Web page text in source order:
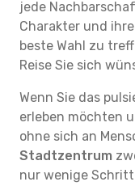
jede
Charakter und
beste Wahl zu
Reise Sie sich
Wenn Sie das
erleben möchten
ohne sich an
Stadtzentrum
nur wenige